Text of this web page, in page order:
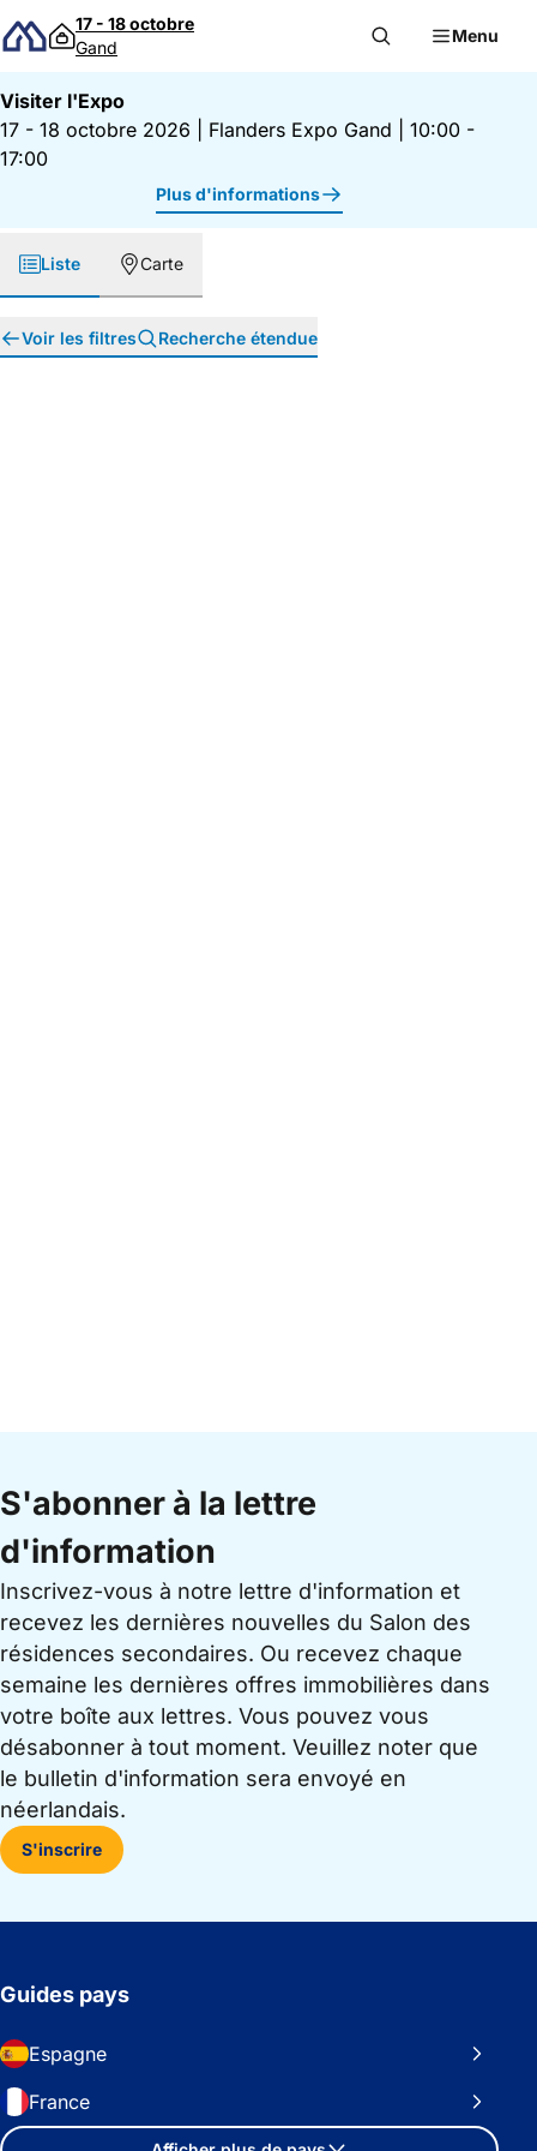
Passer au contenu
17 - 18 octobre
Gand
Menu
Visiter l'Expo
17 - 18 octobre 2026
Flanders Expo Gand
10:00 -
17:00
Plus d'informations
Liste Carte
Voir les filtres Recherche étendue
S'abonner à la lettre
d'information
Inscrivez-vous à notre lettre d'information et
recevez les dernières nouvelles du Salon des
résidences secondaires. Ou recevez chaque
semaine les dernières offres immobilières dans
votre boîte aux lettres. Vous pouvez vous
désabonner à tout moment. Veuillez noter que
le bulletin d'information sera envoyé en
néerlandais.
S'inscrire
Guides pays
Espagne
France